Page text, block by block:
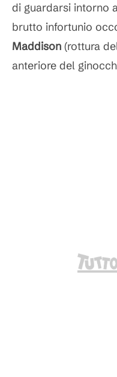
di guardarsi intorno
brutto infortunio
Maddison (rottura
anteriore del